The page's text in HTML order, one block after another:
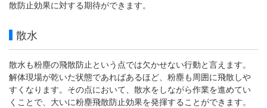
散防止効果に対する期待ができます。
散水
散水も粉塵の飛散防止という点では欠かせない行動と言えます。
解体現場が乾いた状態であればあるほど、粉塵も周囲に飛散しや
すくなります。その点において、散水をしながら作業を進めてい
くことで、大いに粉塵飛散防止効果を発揮することができます。